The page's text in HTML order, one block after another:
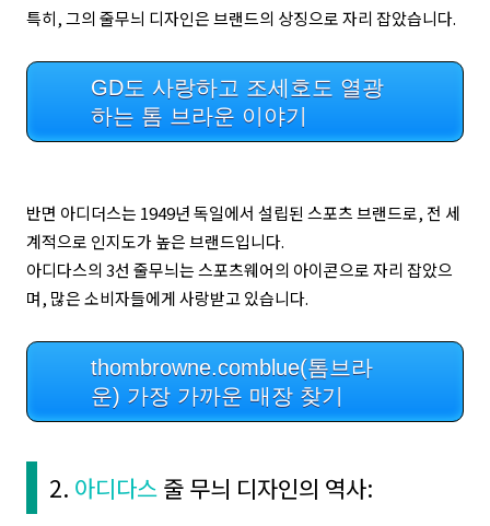
특히, 그의 줄무늬 디자인은 브랜드의 상징으로 자리 잡았습니다.
GD도 사랑하고 조세호도 열광
하는 톰 브라운 이야기
반면 아디더스는 1949년 독일에서 설립된 스포츠 브랜드로, 전 세
계적으로 인지도가 높은 브랜드입니다.
아디다스의 3선 줄무늬는 스포츠웨어의 아이콘으로 자리 잡았으
며, 많은 소비자들에게 사랑받고 있습니다.
thombrowne.comblue(톰브라
운) 가장 가까운 매장 찾기
2. 아디다스줄 무늬 디자인의 역사: